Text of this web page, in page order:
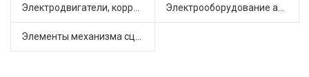
Электродвигатели, корректоры и приводы автомобильн (2) Электрооборудование автомобилей (4)
Элементы механизма сцепления (10)